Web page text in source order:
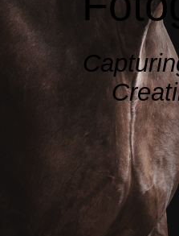
RECENSIES